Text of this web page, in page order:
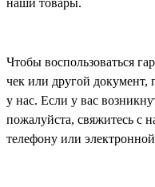
Чтобы воспользоваться
чек или другой
у нас. Если у вас
пожалуйста, свяжитесь с
телефону или